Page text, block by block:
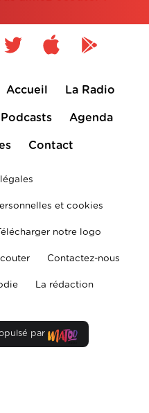
Accueil La Radio
Podcasts Agenda
Contact
et cookies
notre logo
Contactez-nous
La rédaction
par